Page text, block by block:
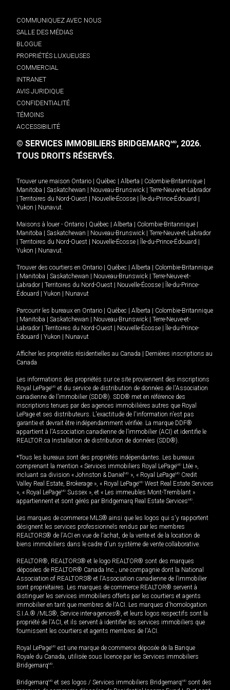
COMMUNIQUEZ AVEC NOUS
SALLE DES MÉDIAS
BLOGUE
PROPRIÉTÉS LUXUEUSES
COMMERCIAL
INTRANET
AVIS JURIDIQUE
CONFIDENTIALITÉ
TÉMOINS
ACCESSIBILITÉ
© SERVICES IMMOBILIERS BRIDGEMARQMD, 2026.
TOUS DROITS RÉSERVÉS.
Trouver une maison Ontario Québec Alberta Colombie-Britannique
Manitoba
Saskatchewan Nouveau-Brunswick
Terre-Neuve-et-Labrador
Territoires du Nord-Ouest Nouvelle-Écosse Île-du-Prince-Édouard
Yukon
Nunavut.
Maisons à louer - Ontario Québec Alberta Colombie-Britannique
Manitoba
Saskatchewan Nouveau-Brunswick
Terre-Neuve-et-Labrador
Territoires du Nord-Ouest Nouvelle-Écosse Île-du-Prince-Édouard
Yukon
Nunavut.
Trouver des courtiers en Ontario Québec Alberta
Colombie-Britannique
Manitoba Saskatchewan Nouveau-Brunswick
Terre-Neuve-et-
Labrador
Territoires du Nord-Ouest Nouvelle-Écosse
Île-du-Prince-
Édouard
Yukon Nunavut
Parcourir les bureaux en Ontario Québec Alberta
Colombie-Britannique
Manitoba Saskatchewan Nouveau-Brunswick
Terre-Neuve-et-
Labrador
Territoires du Nord-Ouest Nouvelle-Écosse
Île-du-Prince-
Édouard
Yukon Nunavut
Afficher les propriétés résidentielles au Canada
Dernières inscriptions au
Canada
Les informations des propriétés sur ce site proviennent des inscriptions
Royal LePageMD et du service de distribution de données de l'Association
canadienne de l’immobilier (SDD®). SDD® met en référence des
inscriptions tenues par des agences immobilières autres que Royal
LePage et ses distributeurs. L'exactitude de l'information n'est pas
garantie et devrait être indépendamment vérifiée. La marque DDF®
appartient à l'Association canadienne de l’immobilier (ACI) et identifie le
REALTOR.ca Installation de distribution de données (SDD®).
*Tous les bureaux sont des propriétés indépendantes. Les bureaux
comprenant la mention « Services immobiliers Royal LePageMD Ltée »,
incluant sa division « Johnston & Daniel MD », « Royal LePageMD Credit
Valley Real Estate, Brokerage », « Royal LePageMD West Real Estate Services
», « Royal LePageMD Sussex », et « Les immeubles Mont-Tremblant »
appartiennent et sont gérés par Bridgemarq Real Estate ServicesMD.
Les marques de commerce MLS® ainsi que les logos qui s'y rapportent
désignent les services professionnels rendus par les membres
REALTORS® de l'ACI en vue de l'achat, de la vente et de la location de
biens immobiliers dans le cadre d'un système de vente collaborative.
REALTOR®, REALTORS® et le logo REALTOR® sont des marques
déposées de REALTOR® Canada Inc., une compagnie dont la National
Association of REALTORS® et l'Association canadienne de l’immobilier
sont propriétaires. Les marques de commerce REALTOR® servent à
distinguer les services immobiliers offerts par les courtiers et agents
immobilier en tant que membres de l'ACI. Les marques d'homologation
S.I.A.® /MLS®, Service inter-agences®, et leurs logos respectifs sont la
propriété de l'ACI, et ils servent à identifier les services immobiliers que
fournissent les courtiers et agents membres de l'ACI.
Royal LePageMD est une marque de commerce déposée de la Banque
Royale du Canada, utilisée sous licence par les Services immobiliers
BridgemarqMD.
BridgemarqMD et ses logos / Services immobiliers BridgemarqMD sont des